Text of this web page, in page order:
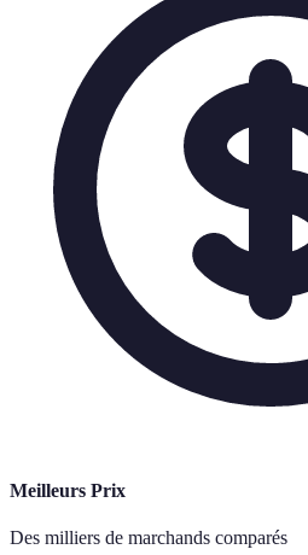
Meilleurs Prix
Des milliers de marchands comparés